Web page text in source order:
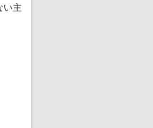
企画 大ウソだら
ぎやまこういちの曲、杉田水脈の
建英が南アの陽性者に「僕らに損ではない
が入国当日、築地を散歩！
以外にVIPルーム、広告代理店は物品購入
い主